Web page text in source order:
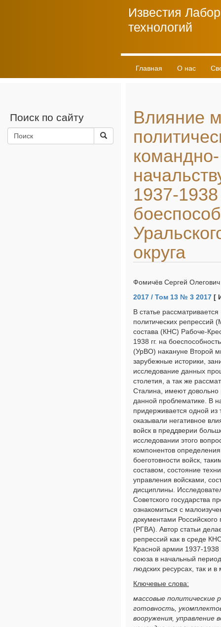
Известия
технологий
Главная О нас
Поиск по сайту
Влияние
командно-
1937-1938
округа
Фомичёв Сергей Олегович
2017 / Том 13 № 3 2017 [
В статье
политических репрессий
состава (КНС) Рабоче-
1938 гг. на
(УрВО) накануне Второй
зарубежные историки,
исследование данных
столетия, а так же
Сталина, имеют довольно
данной проблематике. В
придерживается одной
оказывали негативное
войск в преддверии
исследовании этого
компонентов
боеготовности войск,
составом, состояние
управления войсками,
дисциплины.
Советского государства
ознакомиться с
документами Российского
(РГВА). Автор статьи
репрессий как в среде
Красной армии 1937-1938
союза в начальный
людских ресурсах, так и
Ключевые слова:
массовые политические
готовность,
вооружения, управление